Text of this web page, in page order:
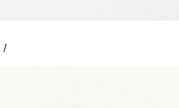
/